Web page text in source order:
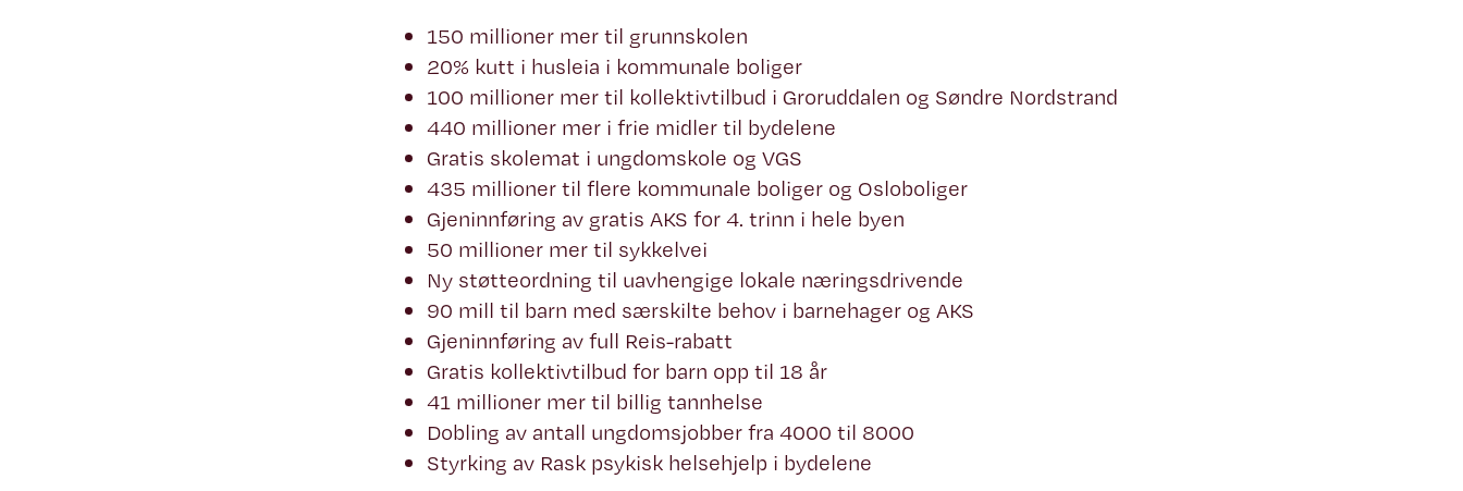
150 millioner mer til grunnskolen
20% kutt i husleia i kommunale boliger
100 millioner mer til kollektivtilbud i Groruddalen og Søndre Nordstrand
440 millioner mer i frie midler til bydelene
Gratis skolemat i ungdomskole og VGS
435 millioner til flere kommunale boliger og Osloboliger
Gjeninnføring av gratis AKS for 4. trinn i hele byen
50 millioner mer til sykkelvei
Ny støtteordning til uavhengige lokale næringsdrivende
90 mill til barn med særskilte behov i barnehager og AKS
Gjeninnføring av full Reis-rabatt
Gratis kollektivtilbud for barn opp til 18 år
41 millioner mer til billig tannhelse
Dobling av antall ungdomsjobber fra 4000 til 8000
Styrking av Rask psykisk helsehjelp i bydelene